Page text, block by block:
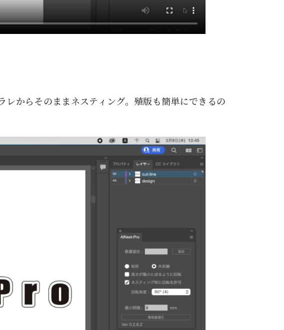
からそのままネスティング。殖版も簡単にできるの